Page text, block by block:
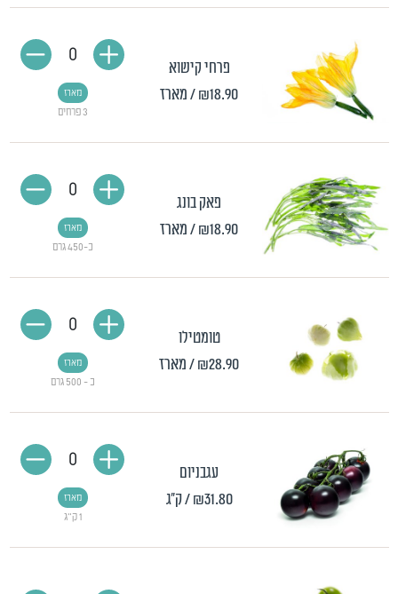
פרחי קישוא
₪18.90/ מארז
3 פרחים
מארז
0
פאק בונג
₪18.90/ מארז
כ-450 גרם
מארז
0
טומטילו
₪28.90/ מארז
כ - 500 גרם
מארז
0
עגבניום
₪31.80 / ק"ג
1 ק״ג
מארז
0